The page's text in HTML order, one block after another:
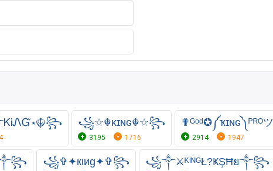
꧁☆☬κɪɴɢ☬☆꧂
3195 1716
✟ᴳᵒᵈ✪༼ҡɪɴɢ༽ᴾᴿᴼツ
2914 1947
꧁✞✦кιиg✦✞꧂ ꧁༒⚔ᴷᴵᴺᴳŁ?ҜŞĦย༒꧂